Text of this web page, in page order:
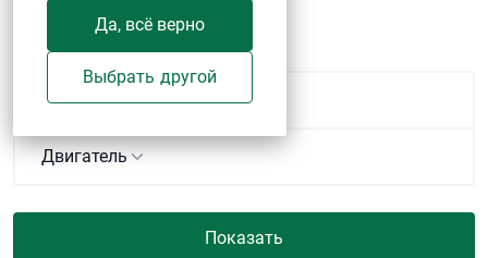
Да, всё верно
Выбрать другой
Бульдозеры
Комплектация
Двигатель